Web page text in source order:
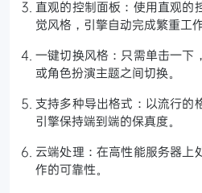
直观的控制面板：使用直观的
觉风格，引擎自动完成繁重工作
一键切换风格：只需单击一下
或角色扮演主题之间切换。
支持多种导出格式：以流行的
引擎保持端到端的保真度。
云端处理：在高性能服务器上
作的可靠性。